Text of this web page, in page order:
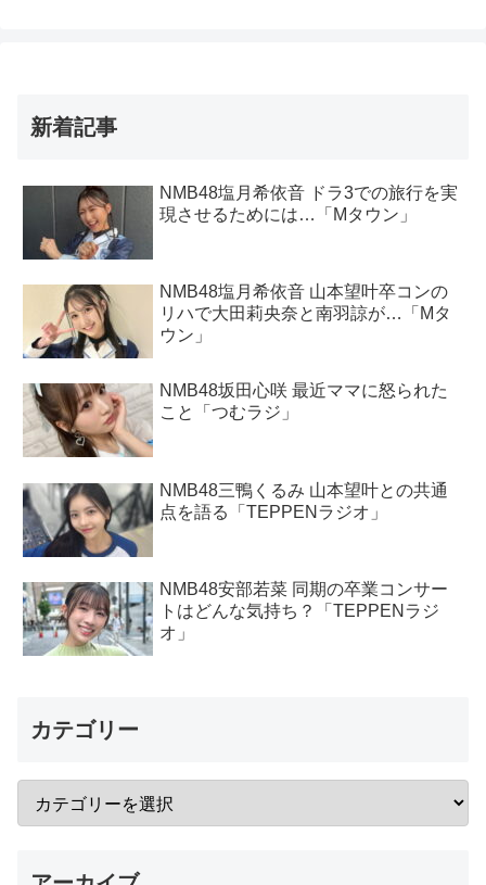
新着記事
NMB48塩月希依音 ドラ3での旅行を実
現させるためには…「Mタウン」
NMB48塩月希依音 山本望叶卒コンの
リハで大田莉央奈と南羽諒が…「Mタ
ウン」
NMB48坂田心咲 最近ママに怒られた
こと「つむラジ」
NMB48三鴨くるみ 山本望叶との共通
点を語る「TEPPENラジオ」
NMB48安部若菜 同期の卒業コンサー
トはどんな気持ち？「TEPPENラジ
オ」
カテゴリー